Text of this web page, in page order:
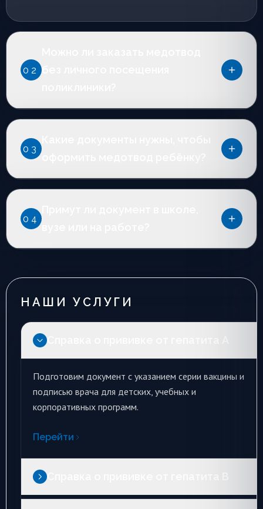
02
результаты анализов. Мы проверим документы
дистанционно, а при необходимости подскажем, как
03
свидетельство о рождении ребёнка, выписка от
педиатра и требования учреждения. Мы поможем
04
лицензии клиники и ставим живые печати. По
желанию подготовим копии и электронную версию,
НАШИ УСЛУГИ
Подготовим документ с указанием серии вакцины и
подписью врача для детских, учебных и
корпоративных программ.
Перейти